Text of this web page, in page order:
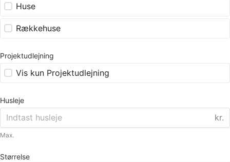
Huse
Rækkehuse
Projektudlejning
Vis kun Projektudlejning
Husleje
kr.
Max.
Størrelse